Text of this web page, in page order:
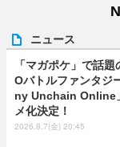
ニュース
「マガポケ」で話題
Oバトルファンタジ
ny Unchain Online
メ化決定！
2026.8.7(金) 20:45